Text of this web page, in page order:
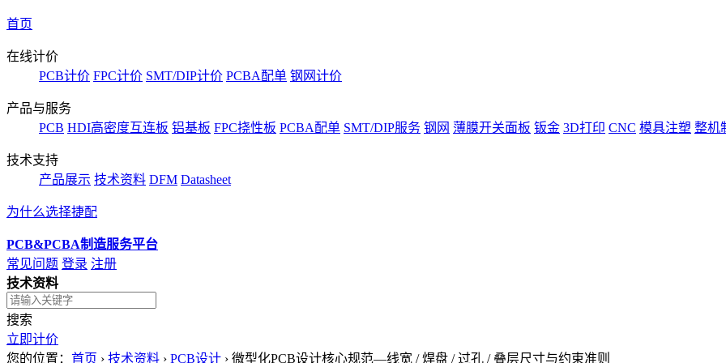
首页
在线计价
PCB计价 FPC计价 SMT/DIP计价 PCBA配单 钢网计价
产品与服务
PCB HDI高密度互连板 铝基板 FPC挠性板 PCBA配单 SMT/DIP服务 钢网 薄膜开关面板 钣金 3D打印 CNC 模具注塑 整机
技术支持
产品展示 技术资料 DFM Datasheet
为什么选择捷配
PCB&PCBA制造服务平台
常见问题 登录 注册
技术资料
搜索
立即计价
您的位置： 首页 › 技术资料 › PCB设计 › 微型化PCB设计核心规范—线宽 / 焊盘 / 过孔 / 叠层尺寸与约束准则